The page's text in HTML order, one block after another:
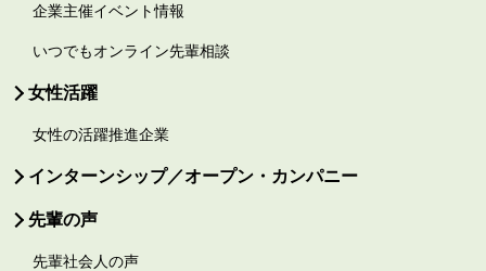
企業主催イベント情報
いつでもオンライン先輩相談
女性活躍
女性の活躍推進企業
インターンシップ／オープン・カンパニー
先輩の声
先輩社会人の声